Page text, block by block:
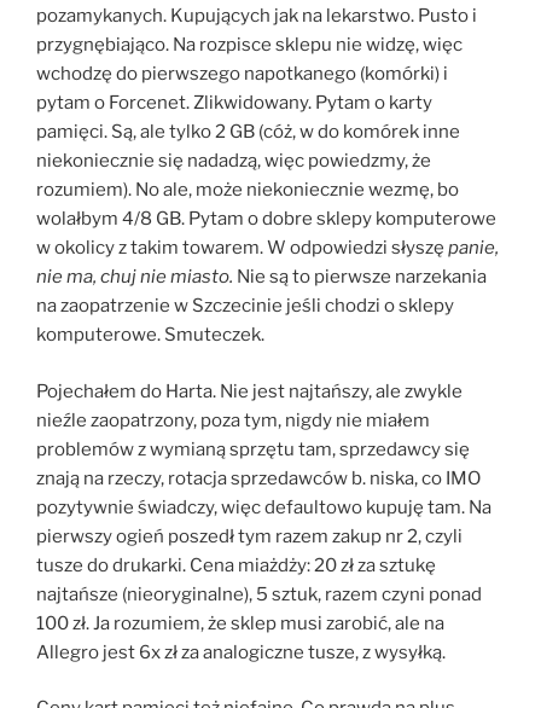
pozamykanych. Kupujących jak na lekarstwo. Pusto i
przygnębiająco. Na rozpisce sklepu nie widzę, więc
wchodzę do pierwszego napotkanego (komórki) i
pytam o Forcenet. Zlikwidowany. Pytam o karty
pamięci. Są, ale tylko 2 GB (cóż, w do komórek inne
niekoniecznie się nadadzą, więc powiedzmy, że
rozumiem). No ale, może niekoniecznie wezmę, bo
wolałbym 4/8 GB. Pytam o dobre sklepy komputerowe
w okolicy z takim towarem. W odpowiedzi słyszę panie,
nie ma, chuj nie miasto. Nie są to pierwsze narzekania
na zaopatrzenie w Szczecinie jeśli chodzi o sklepy
komputerowe. Smuteczek.
Pojechałem do Harta. Nie jest najtańszy, ale zwykle
nieźle zaopatrzony, poza tym, nigdy nie miałem
problemów z wymianą sprzętu tam, sprzedawcy się
znają na rzeczy, rotacja sprzedawców b. niska, co IMO
pozytywnie świadczy, więc defaultowo kupuję tam. Na
pierwszy ogień poszedł tym razem zakup nr 2, czyli
tusze do drukarki. Cena miażdży: 20 zł za sztukę
najtańsze (nieoryginalne), 5 sztuk, razem czyni ponad
100 zł. Ja rozumiem, że sklep musi zarobić, ale na
Allegro jest 6x zł za analogiczne tusze, z wysyłką.